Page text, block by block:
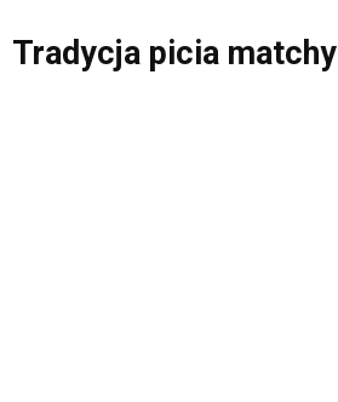
Tradycja picia matchy